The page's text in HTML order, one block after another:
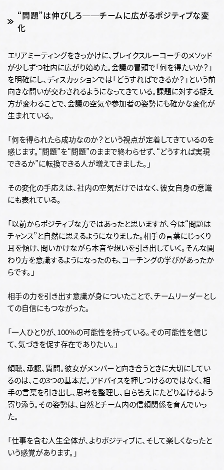
“問題”は伸びしろ──チームに広がるポジティブな変
化
エリアミーティングをきっかけに、ブレイクスルーコーチのメソッド
が少しずつ社内に広がり始めた。会議の冒頭で「何を得たいか？」
を明確にし、ディスカッションでは「どうすればできるか？」という前
向きな問いが交わされるようになってきている。課題に対する捉え
方が変わることで、会議の空気や参加者の姿勢にも確かな変化が
生まれている。
「何を得られたら成功なのか？という視点が定着してきているのを
感じます。“問題”を“問題”のままで終わらせず、“どうすれば実現
できるか”に転換できる人が増えてきました。」
その変化の手応えは、社内の空気だけではなく、彼女自身の意識
にも表れている。
「以前からポジティブな方ではあったと思いますが、今は“問題は
チャンス”と自然に思えるようになりました。相手の言葉にじっくり
耳を傾け、問いかけながら本音や想いを引き出していく。そんな関
わり方を意識するようになったのも、コーチングの学びがあったか
らです。」
相手の力を引き出す意識が身についたことで、チームリーダーとし
ての自信にもつながった。
「一人ひとりが、100%の可能性を持っている。その可能性を信じ
て、気づきを促す存在でありたい。」
傾聴、承認、質問。彼女がメンバーと向き合うときに大切にしてい
るのは、この3つの基本だ。アドバイスを押しつけるのではなく、相
手の言葉を引き出し、思考を整理し、自ら答えにたどり着けるよう
寄り添う。その姿勢は、自然とチーム内の信頼関係を育んでいっ
た。
「仕事を含む人生全体が、よりポジティブに、そして楽しくなったと
いう感覚があります。」